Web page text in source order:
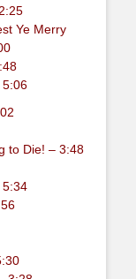
Ye Merry
5:06
to Die! – 3:48
5:34